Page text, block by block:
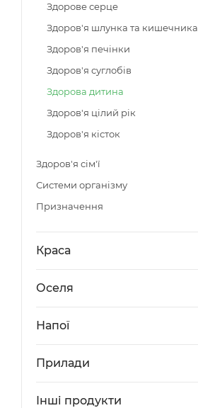
Здорове серце
Здоров'я шлунка та кишечника
Здоров'я печінки
Здоров'я суглобів
Здорова дитина
Здоров'я цілий рік
Здоров'я кісток
Здоров'я сім'ї
Системи організму
Призначення
Краса
Оселя
Напої
Прилади
Інші продукти